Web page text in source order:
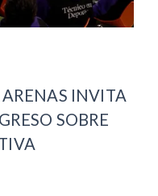
INVITA
SOBRE